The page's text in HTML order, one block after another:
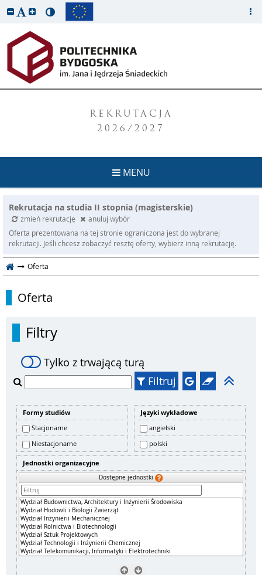
REKRUTACJA
2026/2027
MENU
Rekrutacja na studia II stopnia (magisterskie)
zmień rekrutację
anuluj wybór
Oferta prezentowana na tej stronie ograniczona jest do wybranej
rekrutacji. Jeśli chcesz zobaczyć resztę oferty, wybierz inną rekrutację.
Oferta
Oferta
Filtry
Tylko z trwającą turą
Filtruj
Formy studiów
Stacjonarne
Niestacjonarne
Języki wykładowe
angielski
polski
Jednostki organizacyjne
Dostępne jednostki